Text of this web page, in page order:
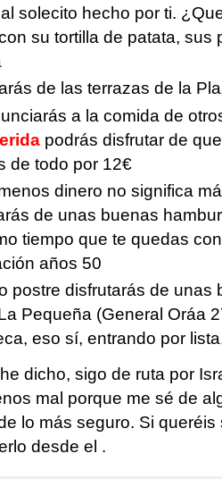
solecito hecho por ti.
su tortilla de patata,
de las terrazas de la
a la comida de
podrás disfrutar de
de todo por 12€
dinero no significa
de unas buenas
tiempo que te quedas
años 50
postre disfrutarás de
Pequeña (General Oráa
eso sí, entrando por
dicho, sigo de ruta por
mal porque me sé de
lo más seguro. Si
desde el .